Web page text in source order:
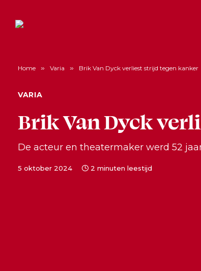
Home » Varia » Brik Van Dyck verliest strijd tegen kanker
VARIA
Brik Van Dyck
De acteur en theatermaker werd 52
5 oktober 2024 2 minuten leestijd